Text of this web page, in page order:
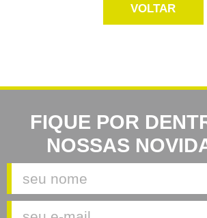
VOLTAR
FIQUE POR
NOSSAS